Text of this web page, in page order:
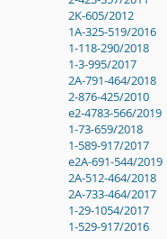
2K-605/2012
1A-325-519/2016
1-118-290/2018
1-3-995/2017
2A-791-464/2018
2-876-425/2010
e2-4783-566/2019
1-73-659/2018
1-589-917/2017
e2A-691-544/2019
2A-512-464/2018
2A-733-464/2017
1-29-1054/2017
1-529-917/2016